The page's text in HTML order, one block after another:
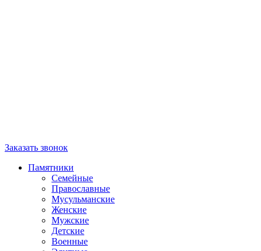
Заказать звонок
Памятники
Семейные
Православные
Мусульманские
Женские
Мужские
Детские
Военные